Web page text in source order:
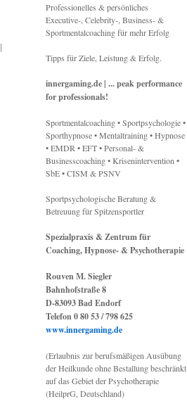
|
Professionelles & persönliches
Executive-, Celebrity-, Business- &
Sportmentalcoaching für mehr Erfolg
Tipps für Ziele, Leistung & Erfolg.
innergaming.de | ... peak performance
for professionals!
Sportmentalcoaching • Sportpsychologie •
Sporthypnose • Mentaltraining • Hypnose
• EMDR • EFT • Personal- &
Businesscoaching • Krisenintervention •
SbE • CISM & PSNV
Sportpsychologische Beratung &
Betreuung für Spitzensportler
Spezialpraxis & Zentrum für
Coaching, Hypnose- & Psychotherapie
Rouven M. Siegler
Bahnhofstraße 8
D-83093 Bad Endorf
Telefon 0 80 53 / 798 625
www.innergaming.de
(Erlaubnis zur berufsmäßigen Ausübung
der Heilkunde ohne Bestallung beschränkt
auf das Gebiet der Psychotherapie
(HeilprG, Deutschland)